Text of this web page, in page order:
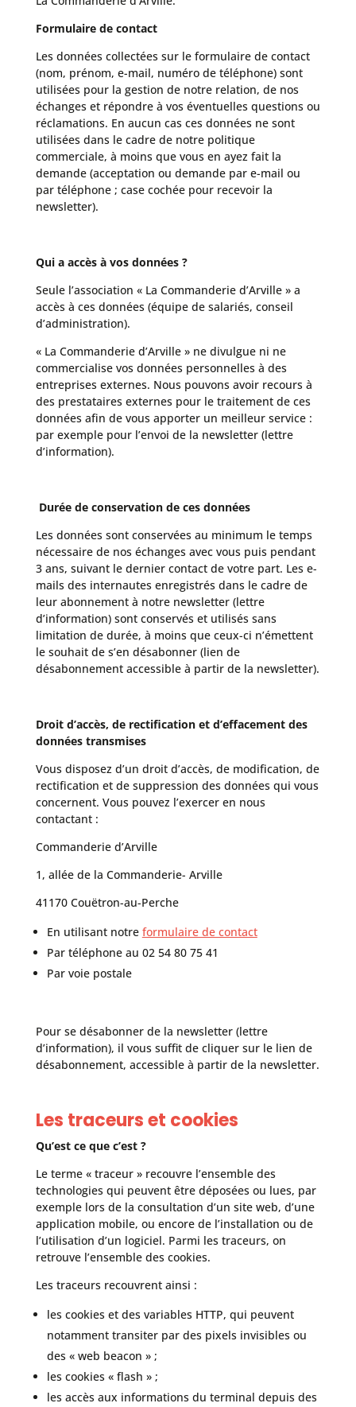
Formulaire de contact
Les données collectées sur le formulaire de contact
(nom, prénom, e-mail, numéro de téléphone) sont
utilisées pour la gestion de notre relation, de nos
échanges et répondre à vos éventuelles questions ou
réclamations. En aucun cas ces données ne sont
utilisées dans le cadre de notre politique
commerciale, à moins que vous en ayez fait la
demande (acceptation ou demande par e-mail ou
par téléphone ; case cochée pour recevoir la
newsletter).
Qui a accès à vos données ?
Seule l’association « La Commanderie d’Arville » a
accès à ces données (équipe de salariés, conseil
d’administration).
« La Commanderie d’Arville » ne divulgue ni ne
commercialise vos données personnelles à des
entreprises externes. Nous pouvons avoir recours à
des prestataires externes pour le traitement de ces
données afin de vous apporter un meilleur service :
par exemple pour l’envoi de la newsletter (lettre
d’information).
Durée de conservation de ces données
Les données sont conservées au minimum le temps
nécessaire de nos échanges avec vous puis pendant
3 ans, suivant le dernier contact de votre part. Les e-
mails des internautes enregistrés dans le cadre de
leur abonnement à notre newsletter (lettre
d’information) sont conservés et utilisés sans
limitation de durée, à moins que ceux-ci n’émettent
le souhait de s’en désabonner (lien de
désabonnement accessible à partir de la newsletter).
Droit d’accès, de rectification et d’effacement des
données transmises
Vous disposez d’un droit d’accès, de modification, de
rectification et de suppression des données qui vous
concernent. Vous pouvez l’exercer en nous
contactant :
Commanderie d’Arville
1, allée de la Commanderie- Arville
41170 Couëtron-au-Perche
En utilisant notre formulaire de contact
Par téléphone au 02 54 80 75 41
Par voie postale
Pour se désabonner de la newsletter (lettre
d’information), il vous suffit de cliquer sur le lien de
désabonnement, accessible à partir de la newsletter.
Les traceurs et cookies
Qu’est ce que c’est ?
Le terme « traceur » recouvre l’ensemble des
technologies qui peuvent être déposées ou lues, par
exemple lors de la consultation d’un site web, d’une
application mobile, ou encore de l’installation ou de
l’utilisation d’un logiciel. Parmi les traceurs, on
retrouve l’ensemble des cookies.
Les traceurs recouvrent ainsi :
les cookies et des variables HTTP, qui peuvent
notamment transiter par des pixels invisibles ou
des « web beacon » ;
les cookies « flash » ;
les accès aux informations du terminal depuis des